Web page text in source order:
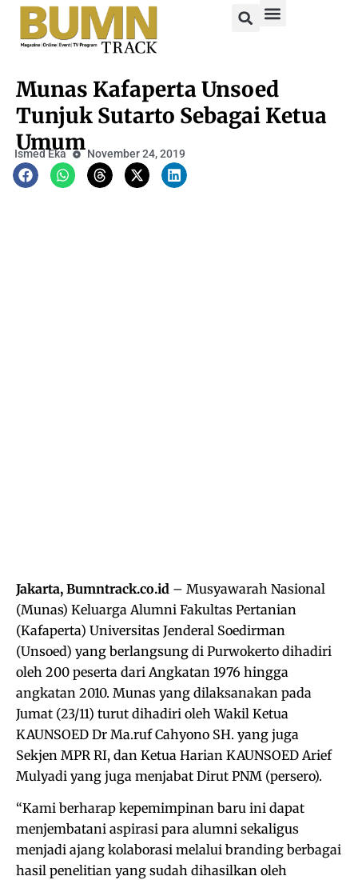
Munas Kafaperta Unsoed
Tunjuk Sutarto Sebagai Ketua
Umum
Ismed Eka November 24, 2019
Jakarta, Bumntrack.co.id – Musyawarah Nasional
(Munas) Keluarga Alumni Fakultas Pertanian
(Kafaperta) Universitas Jenderal Soedirman
(Unsoed) yang berlangsung di Purwokerto dihadiri
oleh 200 peserta dari Angkatan 1976 hingga
angkatan 2010. Munas yang dilaksanakan pada
Jumat (23/11) turut dihadiri oleh Wakil Ketua
KAUNSOED Dr Ma.ruf Cahyono SH. yang juga
Sekjen MPR RI, dan Ketua Harian KAUNSOED Arief
Mulyadi yang juga menjabat Dirut PNM (persero).
“Kami berharap kepemimpinan baru ini dapat
menjembatani aspirasi para alumni sekaligus
menjadi ajang kolaborasi melalui branding berbagai
hasil penelitian yang sudah dihasilkan oleh